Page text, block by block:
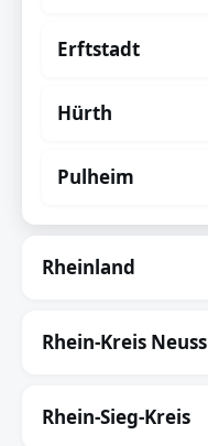
Erftstadt
Hürth
Pulheim
Rheinland
Rhein-Kreis Neuss
Rhein-Sieg-Kreis